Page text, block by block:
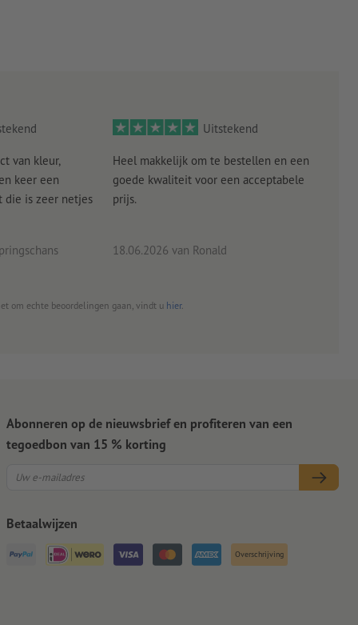
van kleur,
keer een
die is zeer netjes
Uitstekend
Heel makkelijk om te bestellen en een
goede kwaliteit voor een acceptabele
prijs.
18.06.2026 van Ronald
om echte beoordelingen gaan, vindt u hier.
Abonneren op de nieuwsbrief en profiteren van een
tegoedbon van 15 % korting
Betaalwijzen
Overschrijving